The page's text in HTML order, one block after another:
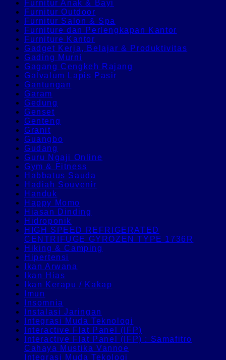
Furnitur Anak & Bayi
Furnitur Outdoor
Furnitur Salon & Spa
Furniture dan Perlengkapan Kantor
Furniture Kantor
Gadget Kerja, Belajar & Produktivitas
Gading Murni
Gagang Cengkeh Rajang
Galvalum Lapis Pasir
Gantungan
Garam
Gedung
Genset
Genteng
Granit
Guangbo
Gudang
Guru Ngaji Online
Gym & Fitness
Habbatus Sauda
Hadiah Souvenir
Handuk
Happy Momo
Hiasan Dinding
Hidroponik
HIGH SPEED REFRIGERATED
CENTRIFUGE GYROZEN TYPE 1736R
Hiking & Camping
Hipertensi
Ikan Arwana
Ikan Hias
Ikan Kerapu / Kakap
Imun
Insomnia
Instalasi Jaringan
Integrasi Muda Teknologi
Interactive Flat Panel (IFP)
Interactive Flat Panel (IFP) : Samafitro
Cahaya Mustika Vannoe
Integrasi Muda Tekologi